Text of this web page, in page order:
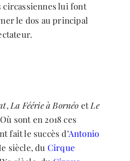
circassiennes lui font
le dos au principal
, La Féérie à Bornéo et Le
sont en 2018 ces
fait le succès d’Antonio
siècle, du Cirque